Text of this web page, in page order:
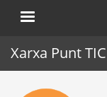
Xarxa Punt TIC
Inici